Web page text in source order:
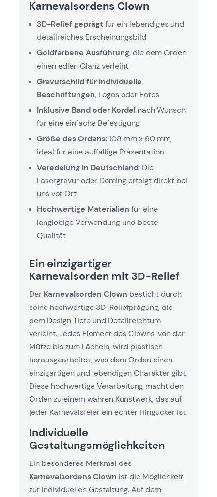
Karnevalsordens Clown
3D-Relief geprägt für ein lebendiges und
detailreiches Erscheinungsbild
Goldfarbene Ausführung, die dem Orden
einen edlen Glanz verleiht
Gravurschild für individuelle
Beschriftungen, Logos oder Fotos
Inklusive Band oder Kordel nach Wunsch
für eine einfache Befestigung
Größe des Ordens: 108 mm x 60 mm,
ideal für eine auffällige Präsentation
Veredelung in Deutschland: Die
Lasergravur oder Doming erfolgt direkt bei
uns vor Ort
Hochwertige Materialien für eine
langlebige Verwendung und beste
Qualität
Ein einzigartiger
Karnevalsorden mit 3D-Relief
Der Karnevalsorden Clown besticht durch
seine hochwertige 3D-Reliefprägung, die
dem Design Tiefe und Detailreichtum
verleiht. Jedes Element des Clowns, von der
Mütze bis zum Lächeln, wird plastisch
herausgearbeitet, was dem Orden einen
einzigartigen und lebendigen Charakter gibt.
Diese hochwertige Verarbeitung macht den
Orden zu einem wahren Kunstwerk, das auf
jeder Karnevalsfeier ein echter Hingucker ist.
Individuelle
Gestaltungsmöglichkeiten
Ein besonderes Merkmal des
Karnevalsordens Clown ist die Möglichkeit
zur individuellen Gestaltung. Auf dem